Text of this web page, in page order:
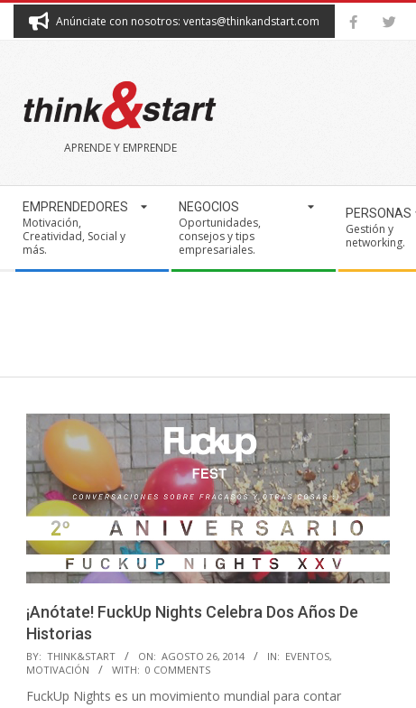
Anúnciate con nosotros: ventas@thinkandstart.com
THINK&START
APRENDE Y EMPRENDE
Navigation
Menu
EMPRENDEDORES
Motivación,
Creatividad, Social y
más.
NEGOCIOS
Oportunidades,
consejos y tips
empresariales.
PERSONAS
Gestión y
networking.
¡Anótate! FuckUp Nights Celebra Dos Años De
Historias
2014-
08-
26
BY: THINK&START ON: AGOSTO 26, 2014 IN: EVENTOS,
MOTIVACIÓN
WITH: 0 COMMENTS
FuckUp Nights es un movimiento mundial para contar